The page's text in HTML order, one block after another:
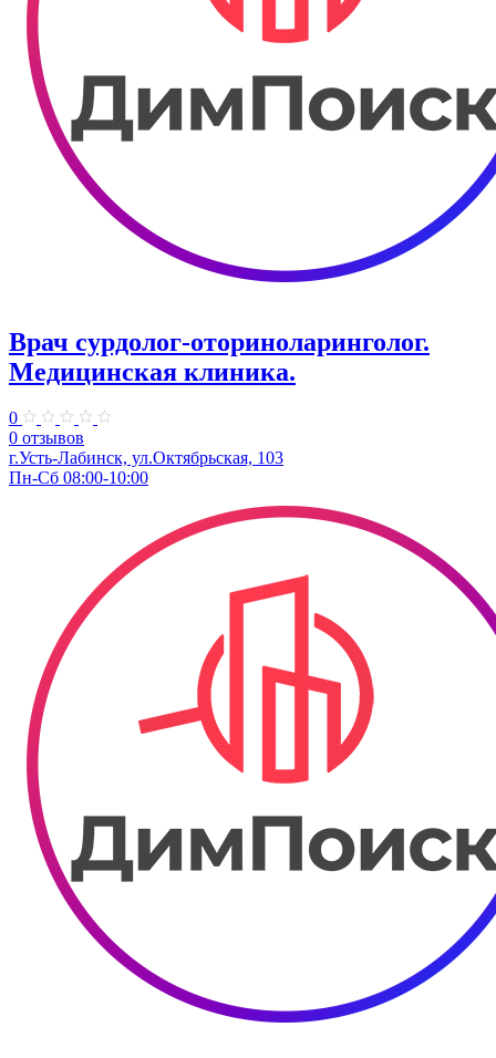
Врач сурдолог-оториноларинголог.
Медицинская клиника.
0
0 отзывов
г.Усть-Лабинск, ул.Октябрьская, 103
Пн-Сб 08:00-10:00